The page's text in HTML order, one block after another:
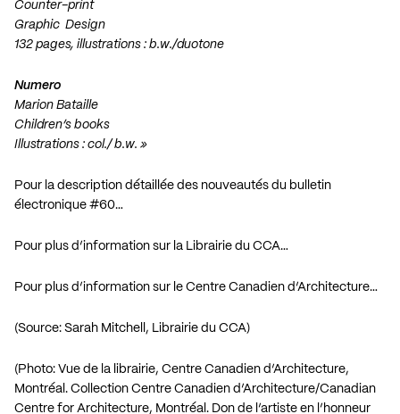
Counter-print
Graphic Design
132 pages, illustrations : b.w./duotone
Numero
Marion Bataille
Children’s books
Illustrations : col./ b.w. »
Pour la description détaillée des nouveautés du bulletin
électronique #60…
Pour plus d’information sur la Librairie du CCA…
Pour plus d’information sur le Centre Canadien d’Architecture…
(Source: Sarah Mitchell, Librairie du CCA)
(Photo: Vue de la librairie, Centre Canadien d’Architecture,
Montréal. Collection Centre Canadien d’Architecture/Canadian
Centre for Architecture, Montréal. Don de l’artiste en l’honneur